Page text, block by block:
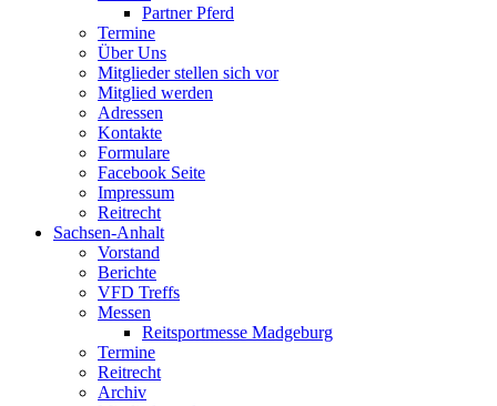
Partner Pferd
Termine
Über Uns
Mitglieder stellen sich vor
Mitglied werden
Adressen
Kontakte
Formulare
Facebook Seite
Impressum
Reitrecht
Sachsen-Anhalt
Vorstand
Berichte
VFD Treffs
Messen
Reitsportmesse Madgeburg
Termine
Reitrecht
Archiv